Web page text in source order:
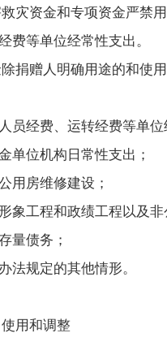
灾资金和专项资金严禁
费等单位经常性支出。
捐赠人明确用途的和使
员经费、运转经费等单
单位机构日常性支出；
用房维修建设；
象工程和政绩工程以及
量债务；
法规定的其他情形。
用和调整